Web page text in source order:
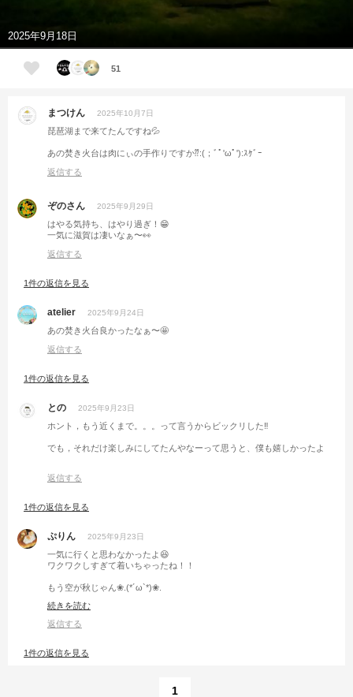
2025年9月18日
51
まつけん 2025年10月7日
琵琶湖まで来てたんですね💦
あの焚き火台は肉にぃの手作りですか⁇:(；ﾞﾟ'ωﾟ'):ｽｹﾞｰ
返信する
ぞのさん 2025年9月29日
はやる気持ち、はやり過ぎ！😁
一気に滋賀は凄いなぁ〜👀
返信する
1件の返信を見る
atelier 2025年9月24日
あの焚き火台良かったなぁ〜🤩
返信する
1件の返信を見る
との 2025年9月23日
ホント，もう近くまで。。。って言うからビックリした‼️
でも，それだけ楽しみにしてたんやなーって思うと、僕も嬉しかったよ
返信する
1件の返信を見る
ぷりん 2025年9月23日
一気に行くと思わなかったよ😆
ワクワクしすぎて着いちゃったね！！
もう空が秋じゃん❀.(*´ω`*)❀.
暖かくなってからかな💦
続きを読む
返信する
1件の返信を見る
1